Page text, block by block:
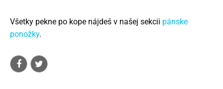
Všetky pekne po kope nájdeš v našej sekcii pánske
ponožky.